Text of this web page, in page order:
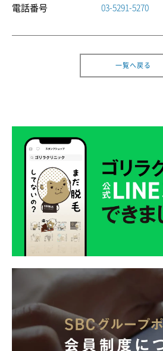
電話番号 03-5291-5270
一覧へ戻る